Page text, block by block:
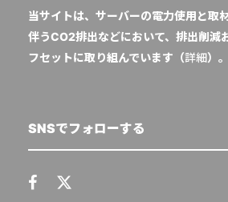
当サイトは、サーバーの電力使用と取
伴うCO2排出などにおいて、排出削減
フセットに取り組んでいます（詳細）。
SNSでフォローする